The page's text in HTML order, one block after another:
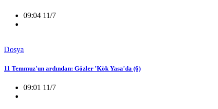
09:04 11/7
Dosya
11 Temmuz'un ardından: Gözler 'Kök Yasa'da (6)
09:01 11/7